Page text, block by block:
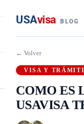
USAvisa BLOG
← Volver
VISA Y
COMO ES
USAVISA